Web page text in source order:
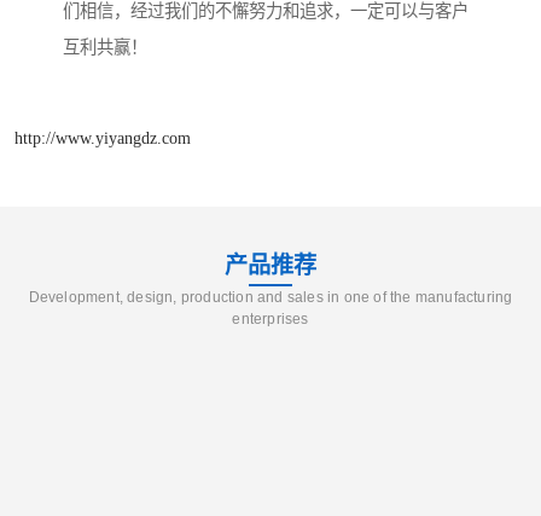
们相信，经过我们的不懈努力和追求，一定可以与客户
互利共赢！
http://www.yiyangdz.com
产品推荐
Development, design, production and sales in one of the manufacturing
enterprises